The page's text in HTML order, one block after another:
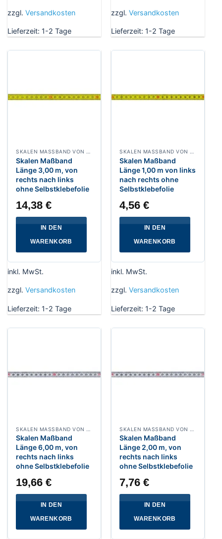
zzgl. Versandkosten
Lieferzeit: 1-2 Tage
zzgl. Versandkosten
Lieferzeit: 1-2 Tage
Skalen Maßband
Länge 3,00 m, von
rechts nach links
ohne Selbstklebefolie
14,38€
IN DEN
WARENKORB
inkl. MwSt.
zzgl. Versandkosten
Lieferzeit: 1-2 Tage
Skalen Maßband
Länge 1,00 m von links
nach rechts ohne
Selbstklebefolie
4,56€
IN DEN
WARENKORB
inkl. MwSt.
zzgl. Versandkosten
Lieferzeit: 1-2 Tage
Skalen Maßband
Länge 6,00 m, von
rechts nach links
ohne Selbstklebefolie
19,66€
IN DEN
WARENKORB
Skalen Maßband
Länge 2,00 m, von
rechts nach links
ohne Selbstklebefolie
7,76€
IN DEN
WARENKORB